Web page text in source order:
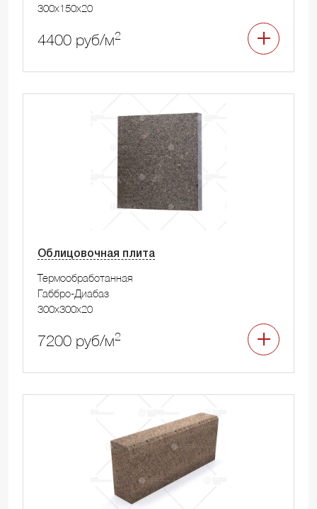
300x150x20
4400 руб/м2
Облицовочная плита
Термообработанная
Габбро-Диабаз
300x300x20
7200 руб/м2